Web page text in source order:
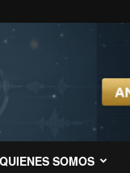
QUIENES SOMOS